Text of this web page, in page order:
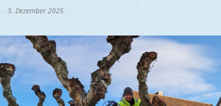
3. Dezember 2025